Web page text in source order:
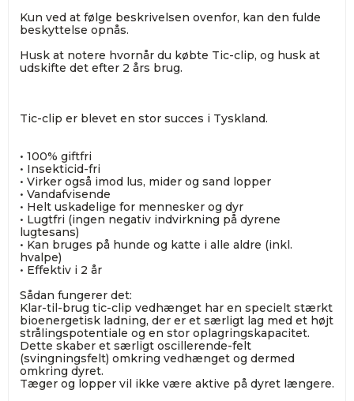
Kun ved at følge beskrivelsen ovenfor, kan den fulde
beskyttelse opnås.
Husk at notere hvornår du købte Tic-clip, og husk at
udskifte det efter 2 års brug.
Tic-clip er blevet en stor succes i Tyskland.
• 100% giftfri
• Insekticid-fri
• Virker også imod lus, mider og sand lopper
• Vandafvisende
• Helt uskadelige for mennesker og dyr
• Lugtfri (ingen negativ indvirkning på dyrene
lugtesans)
• Kan bruges på hunde og katte i alle aldre (inkl.
hvalpe)
• Effektiv i 2 år
Sådan fungerer det:
Klar-til-brug tic-clip vedhænget har en specielt stærkt
bioenergetisk ladning, der er et særligt lag med et højt
strålingspotentiale og en stor oplagringskapacitet.
Dette skaber et særligt oscillerende-felt
(svingningsfelt) omkring vedhænget og dermed
omkring dyret.
Tæger og lopper vil ikke være aktive på dyret længere.